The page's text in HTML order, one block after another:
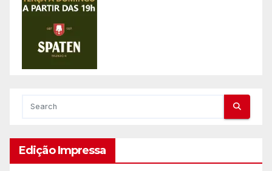
Edição Impressa